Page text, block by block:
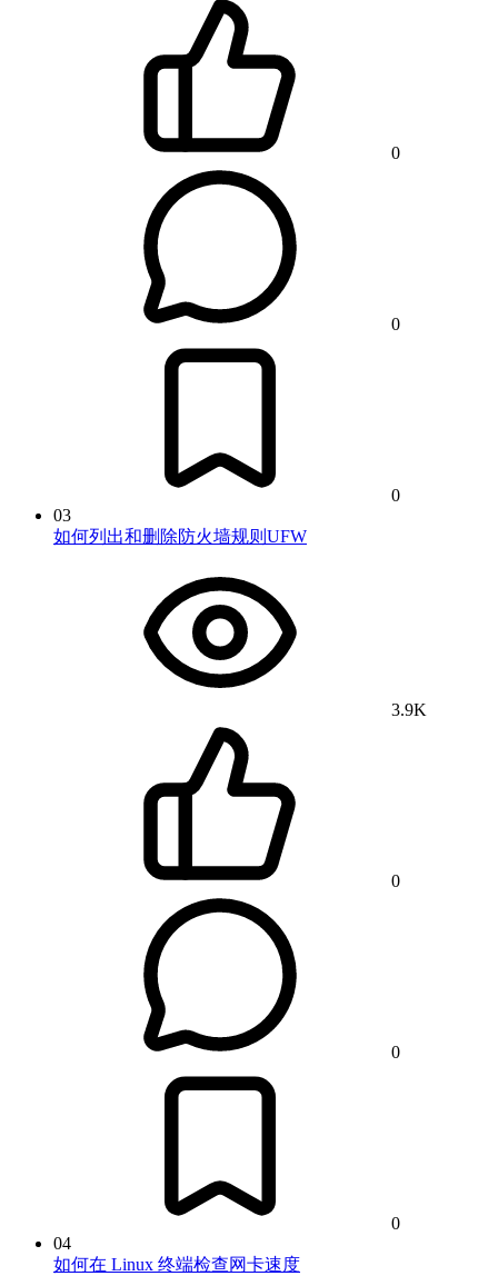
0
0
0
03
如何列出和删除防火墙规则UFW
3.9K
0
0
0
04
如何在 Linux 终端检查网卡速度